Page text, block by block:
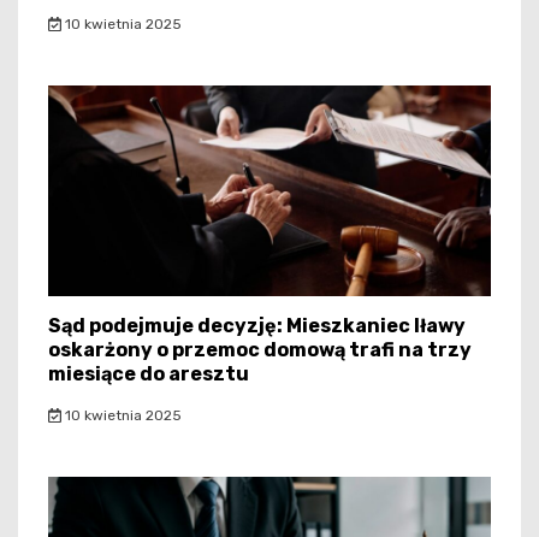
10 kwietnia 2025
Sąd podejmuje decyzję: Mieszkaniec Iławy
oskarżony o przemoc domową trafi na trzy
miesiące do aresztu
10 kwietnia 2025